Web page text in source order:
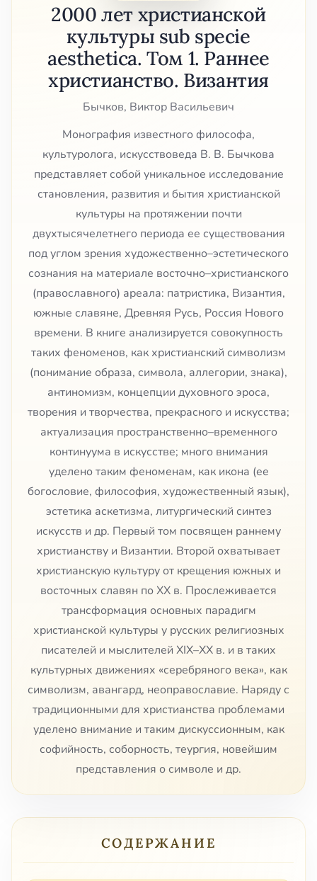
2000 лет христианской
культуры sub specie
aesthetica. Том 1. Раннее
христианство. Византия
Бычков, Виктор Васильевич
Монография известного философа,
культуролога, искусствоведа В. В. Бычкова
представляет собой уникальное исследование
становления, развития и бытия христианской
культуры на протяжении почти
двухтысячелетнего периода ее существования
под углом зрения художественно–эстетического
сознания на материале восточно–христианского
(православного) ареала: патристика, Византия,
южные славяне, Древняя Русь, Россия Нового
времени. В книге анализируется совокупность
таких феноменов, как христианский символизм
(понимание образа, символа, аллегории, знака),
антиномизм, концепции духовного эроса,
творения и творчества, прекрасного и искусства;
актуализация пространственно–временного
континуума в искусстве; много внимания
уделено таким феноменам, как икона (ее
богословие, философия, художественный язык),
эстетика аскетизма, литургический синтез
искусств и др. Первый том посвящен раннему
христианству и Византии. Второй охватывает
христианскую культуру от крещения южных и
восточных славян по XX в. Прослеживается
трансформация основных парадигм
христианской культуры у русских религиозных
писателей и мыслителей ХІХ–ХХ в. и в таких
культурных движениях «серебряного века», как
символизм, авангард, неоправославие. Наряду с
традиционными для христианства проблемами
уделено внимание и таким дискуссионным, как
софийность, соборность, теургия, новейшим
представления о символе и др.
СОДЕРЖАНИЕ